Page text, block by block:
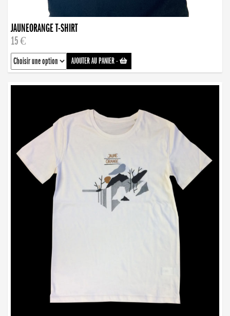
JAUNEORANGE T-SHIRT
15 €
AJOUTER AU PANIER-